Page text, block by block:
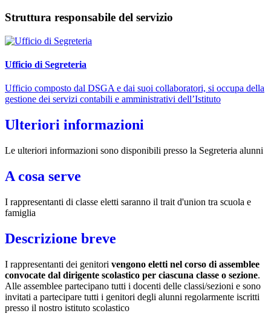
Struttura responsabile del servizio
Ufficio di Segreteria
Ufficio composto dal DSGA e dai suoi collaboratori, si occupa della
gestione dei servizi contabili e amministrativi dell’Istituto
Ulteriori informazioni
Le ulteriori informazioni sono disponibili presso la Segreteria alunni
A cosa serve
I rappresentanti di classe eletti saranno il trait d'union tra scuola e
famiglia
Descrizione breve
I rappresentanti dei genitori vengono eletti nel corso di assemblee
convocate dal dirigente scolastico per ciascuna classe o sezione.
Alle assemblee partecipano tutti i docenti delle classi/sezioni e sono
invitati a partecipare tutti i genitori degli alunni regolarmente iscritti
presso il nostro istituto scolastico